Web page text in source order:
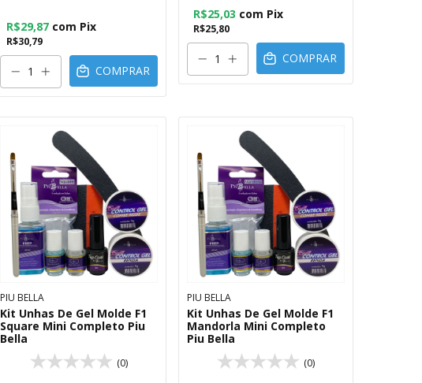
R$30,79
R$29,87 com Pix
COMPRAR
R$25,80
R$25,03 com Pix
COMPRAR
PIU BELLA
Kit Unhas De Gel Molde F1
Square Mini Completo Piu
Bella
(0)
PIU BELLA
Kit Unhas De Gel Molde F1
Mandorla Mini Completo
Piu Bella
(0)